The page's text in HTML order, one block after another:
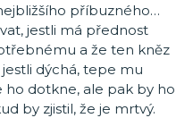
příbuzného…
jestli má přednost
a že ten kněz
dýchá, tepe mu
ho dotkne, ale pak by ho
by zjistil, že je mrtvý.